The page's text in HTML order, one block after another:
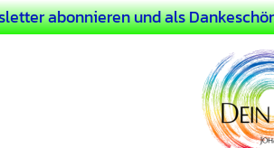
abonnieren und als
Leben